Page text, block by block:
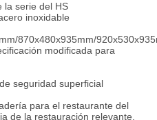
la serie del HS
inoxidable
870x480x935mm/
modificada para
seguridad superficial
para el restaurante del
de la restauración relevante.